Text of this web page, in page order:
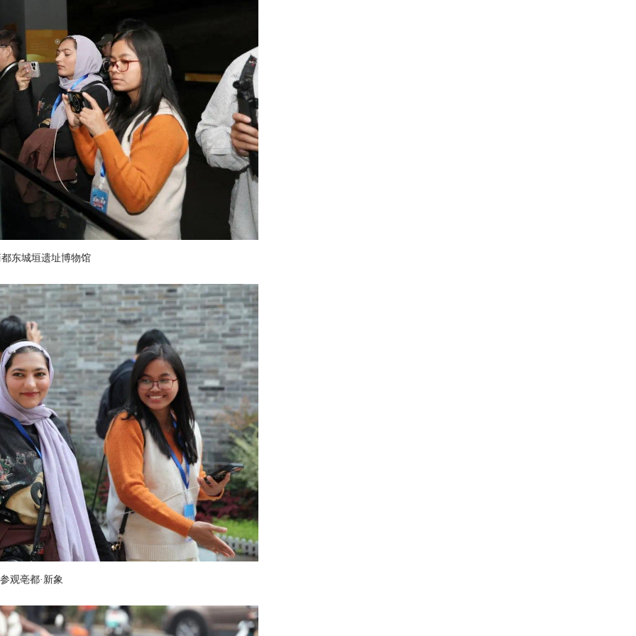
东城垣遗址博物馆
参观亳都·新象